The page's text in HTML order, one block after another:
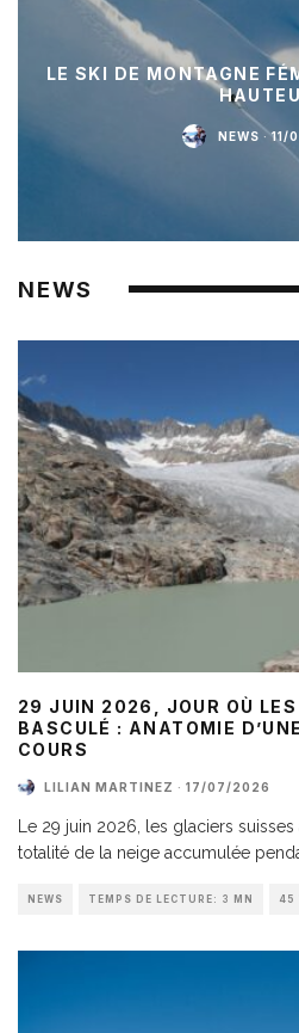
LE SKI DE MONTAGNE
NEWS · 11/
NEWS
29 JUIN 2026, JOUR OÙ LES
BASCULÉ : ANATOMIE
COURS
LILIAN MARTINEZ · 17/07/2026
Le 29 juin 2026, les glaciers
totalité de la neige accumulée
NEWS TEMPS DE LECTURE: 3 MN 45